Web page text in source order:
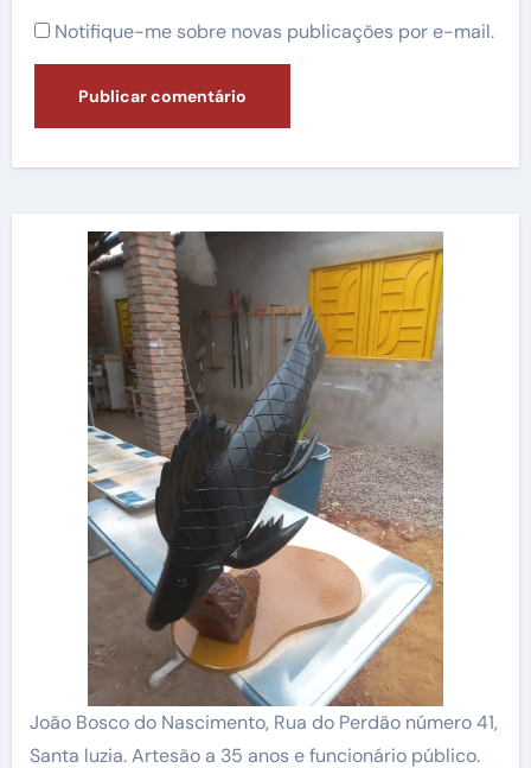
Notifique-me sobre novas publicações por e-mail.
João Bosco do Nascimento, Rua do Perdão número 41,
Santa luzia. Artesão a 35 anos e funcionário público.